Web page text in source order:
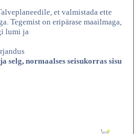
et valmistada ette
Tegemist on eripärase maailmaga,
lumi ja
selg, normaalses seisukorras sisu